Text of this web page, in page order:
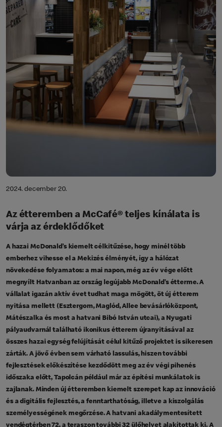
2024. december 20.
Az étteremben a McCafé® teljes kínálata is
várja az érdeklődőket
A hazai McDonald’s kiemelt célkitűzése, hogy minél több
emberhez vihesse el a Mekizés élményét, így a hálózat
növekedése folyamatos: a mai napon, még az év vége előtt
megnyílt Hatvanban az ország legújabb McDonald’s étterme. A
vállalat igazán aktív évet tudhat maga mögött, öt új étterem
nyitása mellett (Esztergom, Maglód, Allee bevásárlóközpont,
Mátészalka és most a hatvani Bibó István utcai), a Nyugati
pályaudvarnál található ikonikus étterem újranyitásával az
összes hazai egység felújítását célul kitűző projektet is sikeresen
zárták. A jövő évben sem várható lassulás, hiszen további
fejlesztések előkészítése kezdődött meg az év végi pihenés
időszaka előtt, Tapolcán például már az építési munkálatok is
zajlanak. Minden új étteremben kiemelt szerepet kap az innováció
és a digitális fejlesztés, a fenntarthatóság, illetve a kiszolgálás
személyességének megőrzése. A hatvani akadálymentesített
vendégtérben 72, a teraszon további 32 ülőhelyet alakítottak ki. A